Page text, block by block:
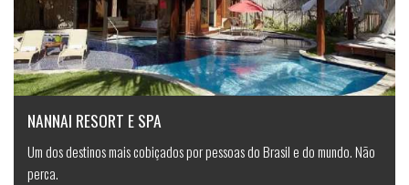
NANNAI RESORT E SPA
Um dos destinos mais cobiçados por pessoas do Brasil e do mundo. Não
perca.